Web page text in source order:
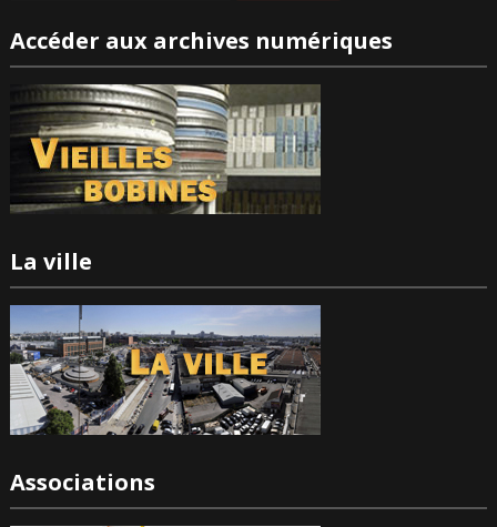
Accéder aux archives numériques
La ville
Associations